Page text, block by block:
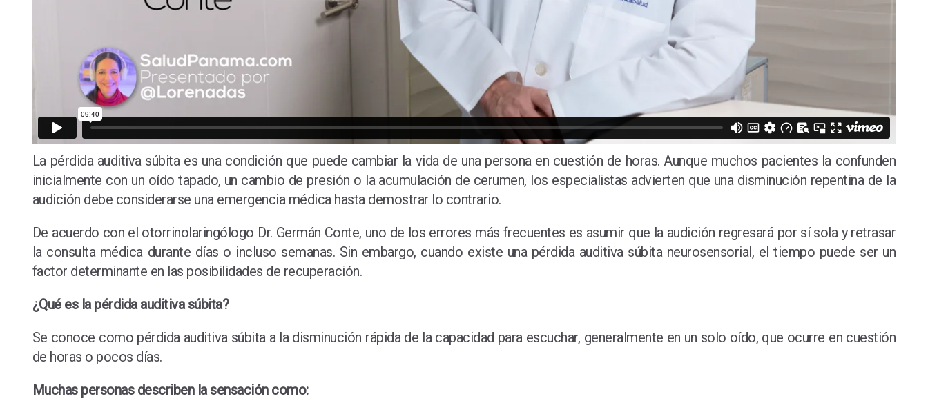
La pérdida auditiva súbita es una condición que puede cambiar la vida de una persona en cuestión de horas. Aunque muchos pacientes la confunden
inicialmente con un oído tapado, un cambio de presión o la acumulación de cerumen, los especialistas advierten que una disminución repentina de la
audición debe considerarse una emergencia médica hasta demostrar lo contrario.
De acuerdo con el otorrinolaringólogo Dr. Germán Conte, uno de los errores más frecuentes es asumir que la audición regresará por sí sola y retrasar
la consulta médica durante días o incluso semanas. Sin embargo, cuando existe una pérdida auditiva súbita neurosensorial, el tiempo puede ser un
factor determinante en las posibilidades de recuperación.
¿Qué es la pérdida auditiva súbita?
Se conoce como pérdida auditiva súbita a la disminución rápida de la capacidad para escuchar, generalmente en un solo oído, que ocurre en cuestión
de horas o pocos días.
Muchas personas describen la sensación como: